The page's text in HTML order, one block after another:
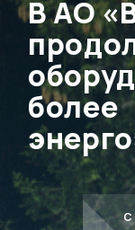
В АО
более